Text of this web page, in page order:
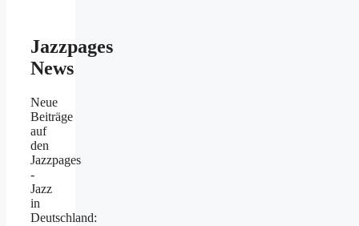
Jazzpages
News
Neue
Beiträge
auf
den
Jazzpages
-
Jazz
in
Deutschland: